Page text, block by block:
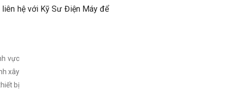
hệ với Kỹ Sư Điện Máy để
vực
xây
bị